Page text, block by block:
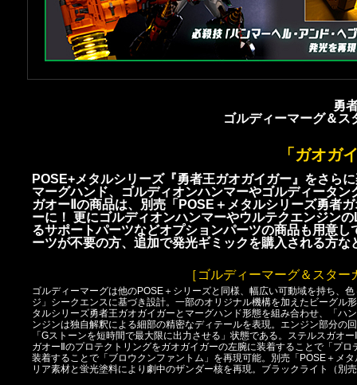
勇
ゴルディーマーグ＆ス
「ガオガ
POSE+メタルシリーズ『勇者王ガオガイガー』をさら
マーグハンド、ゴルディオンハンマーやゴルディータ
ガオーⅡの商品は、別売「POSE＋メタルシリーズ勇者
ーに！ 更にゴルディオンハンマーやウルテクエンジン
るサポートパーツなどオプションパーツの商品も用意
ーツが不要の方、追加で発光ギミックを購入される方
［ゴルディーマーグ＆スタ
ゴルディーマーグは他のPOSE＋シリーズと同様、幅広い可動域を持ち、
ジ」シークエンスに基づき設計。一部のオリジナル機構を加えたビーグ
タルシリーズ勇者王ガオガイガーとマーグハンド形態を組み合わせ、「ハ
ンジンは独自解釈による細部の精密なディテールを表現。エンジン部分
「Gストーンを短時間で最大限に出力させる」状態である。ステルスガ
ガオーⅡのプロテクトリングをガオガイガーの左腕に装着することで「プ
装着することで「ブロウクンファントム」を再現可能。別売「POSE＋メ
リア素材と蛍光塗料により劇中のザンダー核を再現。ブラックライト（別